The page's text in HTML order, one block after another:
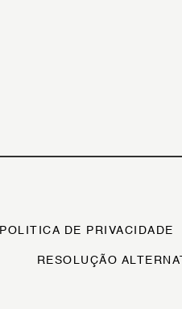
POLITICA DE PRIVACIDADE
RESOLUÇÃO